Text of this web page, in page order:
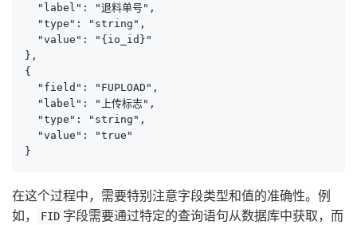
  "label": "退料单号",
  "type": "string",
  "value": "{io_id}"
},
{
  "field": "FUPLOAD",
  "label": "上传标志",
  "type": "string",
  "value": "true"
}
在这个过程中，需要特别注意字段类型和值的准确性。例
如，
FID 字段需要通过特定的查询语句从数据库中获取，而